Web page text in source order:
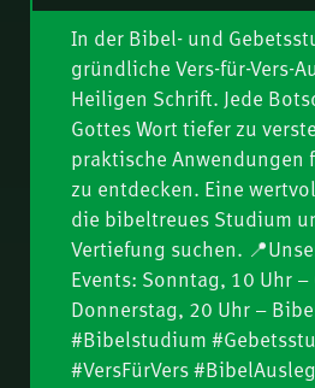
Ruben
08.
Markus
Samuel
09.
Markus
Philipp
10.
Markus
11.
Markus
Fredy
12.
Markus
In der Bibel- und
gründliche Vers-für-Vers-
Heiligen Schrift. Jede
Gottes Wort tiefer zu
praktische Anwendungen
zu entdecken. Eine
die bibeltreues Studium
Vertiefung suchen.
Events: Sonntag, 10 Uhr
Donnerstag, 20 Uhr –
#Bibelstudium
#VersFürVers